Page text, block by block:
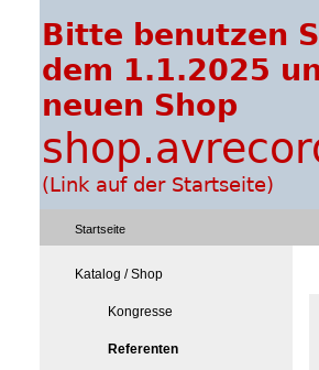
Startseite
Katalog / Shop
Kongresse
Referenten